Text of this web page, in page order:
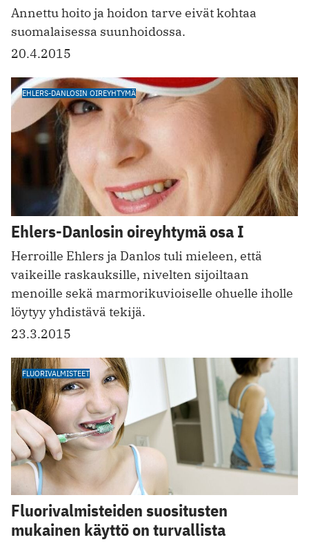
Annettu hoito ja hoidon tarve eivät kohtaa
suomalaisessa suunhoidossa.
20.4.2015
EHLERS-DANLOSIN OIREYHTYMÄ
Ehlers-Danlosin oireyhtymä osa I
Herroille Ehlers ja Danlos tuli mieleen, että
vaikeille raskauksille, nivelten sijoiltaan
menoille sekä marmorikuvioiselle ohuelle iholle
löytyy yhdistävä tekijä.
23.3.2015
FLUORIVALMISTEET
Fluorivalmisteiden suositusten
mukainen käyttö on turvallista